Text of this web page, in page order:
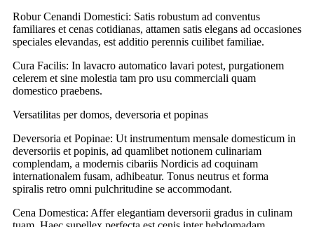
Robur Cenandi Domestici: Satis robustum ad conventus
familiares et cenas cotidianas, attamen satis elegans ad occasiones
speciales elevandas, est additio perennis cuilibet familiae.
Cura Facilis: In lavacro automatico lavari potest, purgationem
celerem et sine molestia tam pro usu commerciali quam
domestico praebens.
Versatilitas per domos, deversoria et popinas
Deversoria et Popinae: Ut instrumentum mensale domesticum in
deversoriis et popinis, ad quamlibet notionem culinariam
complendam, a modernis cibariis Nordicis ad coquinam
internationalem fusam, adhibeatur. Tonus neutrus et forma
spiralis retro omni pulchritudine se accommodant.
Cena Domestica: Affer elegantiam deversorii gradus in culinam